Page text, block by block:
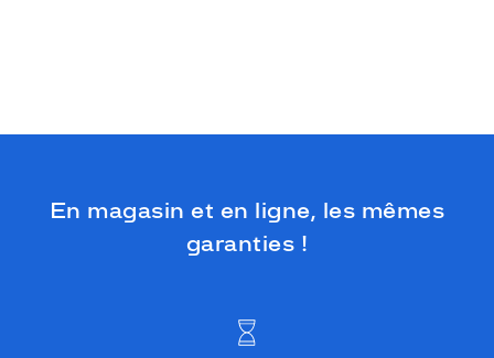
En magasin et en ligne, les mêmes
garanties !